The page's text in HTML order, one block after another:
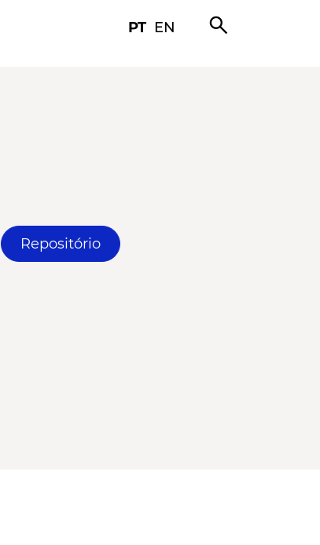
PT EN search
Repositório